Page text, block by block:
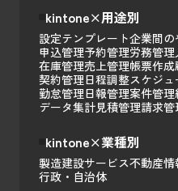
kintone×用途別
設定テンプレート企業間の
申込管理予約管理労務管理
在庫管理売上管理帳票作成
契約管理日程調整スケジ
勤怠管理日報管理案件管理
データ集計見積管理請求管
kintone×業種別
製造建設サービス不動産情
行政・自治体